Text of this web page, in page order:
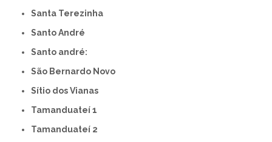
Santa Terezinha
Santo André
Santo andré:
São Bernardo Novo
Sítio dos Vianas
Tamanduateí 1
Tamanduateí 2